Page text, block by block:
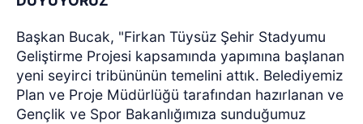
Başkan Bucak, "Firkan Tüysüz Şehir Stadyumu
Geliştirme Projesi kapsamında yapımına başlanan
yeni seyirci tribününün temelini attık. Belediyemiz
Plan ve Proje Müdürlüğü tarafından hazırlanan ve
Gençlik ve Spor Bakanlığımıza sunduğumuz